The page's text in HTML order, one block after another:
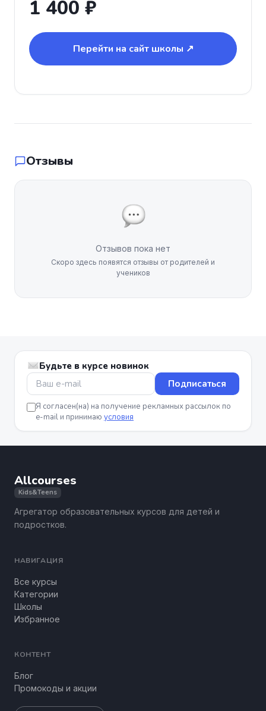
1 400 ₽
Перейти на сайт школы ↗
Отзывы
Отзывов пока нет
Скоро здесь появятся отзывы от родителей и
учеников
Будьте в курсе новинок
Подписаться
Я согласен(на) на получение рекламных рассылок по
e-mail и принимаю условия
Allcourses
Kids&Teens
Агрегатор образовательных курсов для детей и
подростков.
НАВИГАЦИЯ
Все курсы
Категории
Школы
Избранное
КОНТЕНТ
Блог
Промокоды и акции